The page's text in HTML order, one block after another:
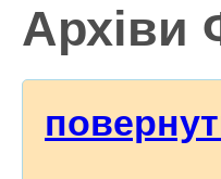
Архіви